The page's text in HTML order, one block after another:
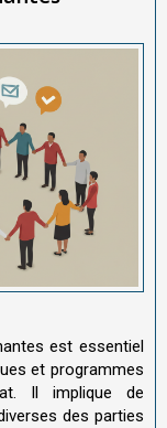
est essentiel
et programmes
Il implique de
des parties